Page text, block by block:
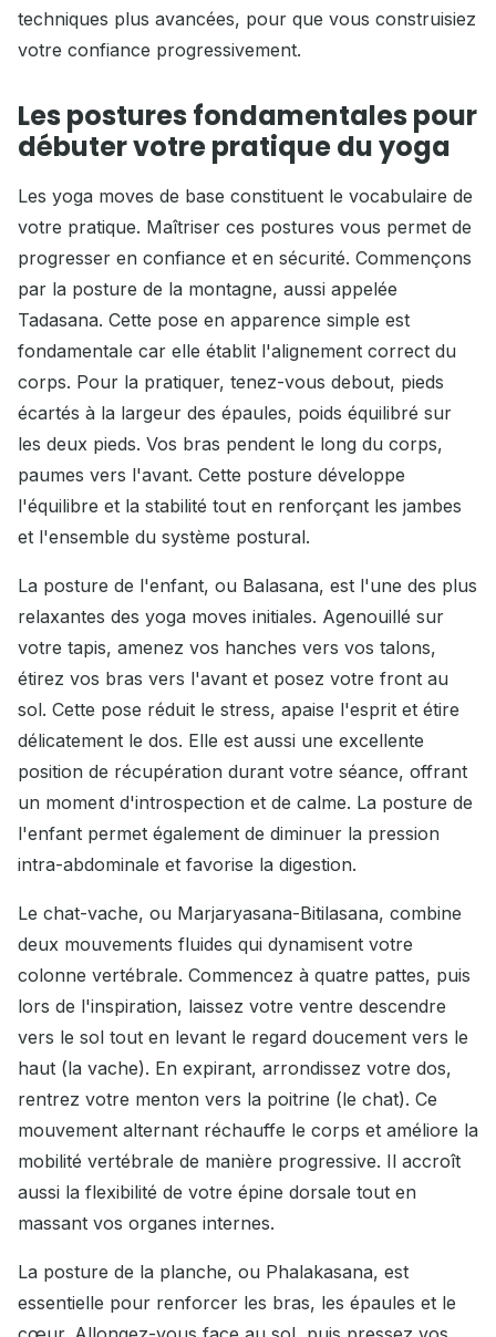
techniques plus avancées, pour que vous construisiez
votre confiance progressivement.
Les postures fondamentales pour
débuter votre pratique du yoga
Les yoga moves de base constituent le vocabulaire de
votre pratique. Maîtriser ces postures vous permet de
progresser en confiance et en sécurité. Commençons
par la posture de la montagne, aussi appelée
Tadasana. Cette pose en apparence simple est
fondamentale car elle établit l'alignement correct du
corps. Pour la pratiquer, tenez-vous debout, pieds
écartés à la largeur des épaules, poids équilibré sur
les deux pieds. Vos bras pendent le long du corps,
paumes vers l'avant. Cette posture développe
l'équilibre et la stabilité tout en renforçant les jambes
et l'ensemble du système postural.
La posture de l'enfant, ou Balasana, est l'une des plus
relaxantes des yoga moves initiales. Agenouillé sur
votre tapis, amenez vos hanches vers vos talons,
étirez vos bras vers l'avant et posez votre front au
sol. Cette pose réduit le stress, apaise l'esprit et étire
délicatement le dos. Elle est aussi une excellente
position de récupération durant votre séance, offrant
un moment d'introspection et de calme. La posture de
l'enfant permet également de diminuer la pression
intra-abdominale et favorise la digestion.
Le chat-vache, ou Marjaryasana-Bitilasana, combine
deux mouvements fluides qui dynamisent votre
colonne vertébrale. Commencez à quatre pattes, puis
lors de l'inspiration, laissez votre ventre descendre
vers le sol tout en levant le regard doucement vers le
haut (la vache). En expirant, arrondissez votre dos,
rentrez votre menton vers la poitrine (le chat). Ce
mouvement alternant réchauffe le corps et améliore la
mobilité vertébrale de manière progressive. Il accroît
aussi la flexibilité de votre épine dorsale tout en
massant vos organes internes.
La posture de la planche, ou Phalakasana, est
essentielle pour renforcer les bras, les épaules et le